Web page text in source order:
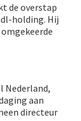
de overstap
holding. Hij
Nederland,
aan
directeur